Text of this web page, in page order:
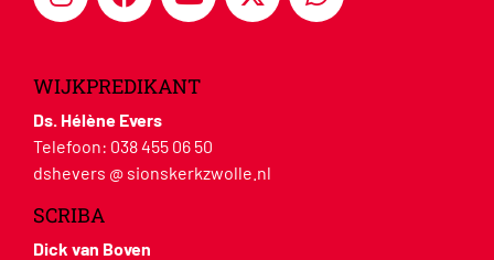
WIJKPREDIKANT
Ds. Hélène Evers
Telefoon: 038 455 06 50
dshevers @ sionskerkzwolle.nl
SCRIBA
Dick van Boven